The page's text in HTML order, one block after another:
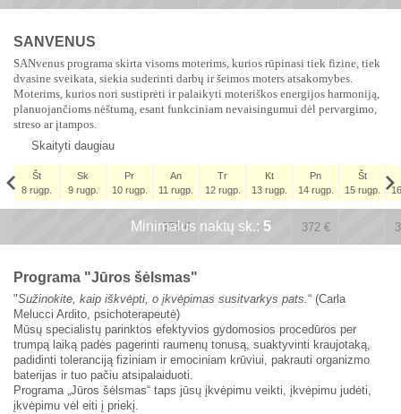
SANVENUS
SANvenus programa skirta visoms moterims, kurios rūpinasi tiek fizine, tiek
dvasine sveikata, siekia suderinti darbų ir šeimos moters atsakomybes.
Moterims, kurios nori sustiprėti ir palaikyti moteriškos energijos harmoniją,
planuojančioms nėštumą, esant funkciniam nevaisingumui dėl pervargimo,
streso ar įtampos.
Skaityti daugiau
Št
8 rugp.
Sk
9 rugp.
Pr
10 rugp.
An
11 rugp.
Tr
12 rugp.
Kt
13 rugp.
Pn
14 rugp.
Št
15 rugp.
Št
Minimalus naktų sk.: 5
x x
372€ 372 €
Programa "Jūros šėlsmas"
"Sužinokite, kaip iškvėpti, o įkvėpimas susitvarkys pats.“ (Carla
Melucci Ardito, psichoterapeutė)
Mūsų specialistų parinktos efektyvios gydomosios procedūros per
trumpą laiką padės pagerinti raumenų tonusą, suaktyvinti kraujotaką,
padidinti toleranciją fiziniam ir emociniam krūviui, pakrauti organizmo
baterijas ir tuo pačiu atsipalaiduoti.
Programa „Jūros šėlsmas“ taps jūsų įkvėpimu veikti, įkvėpimu judėti,
įkvėpimu vėl eiti į priekį.